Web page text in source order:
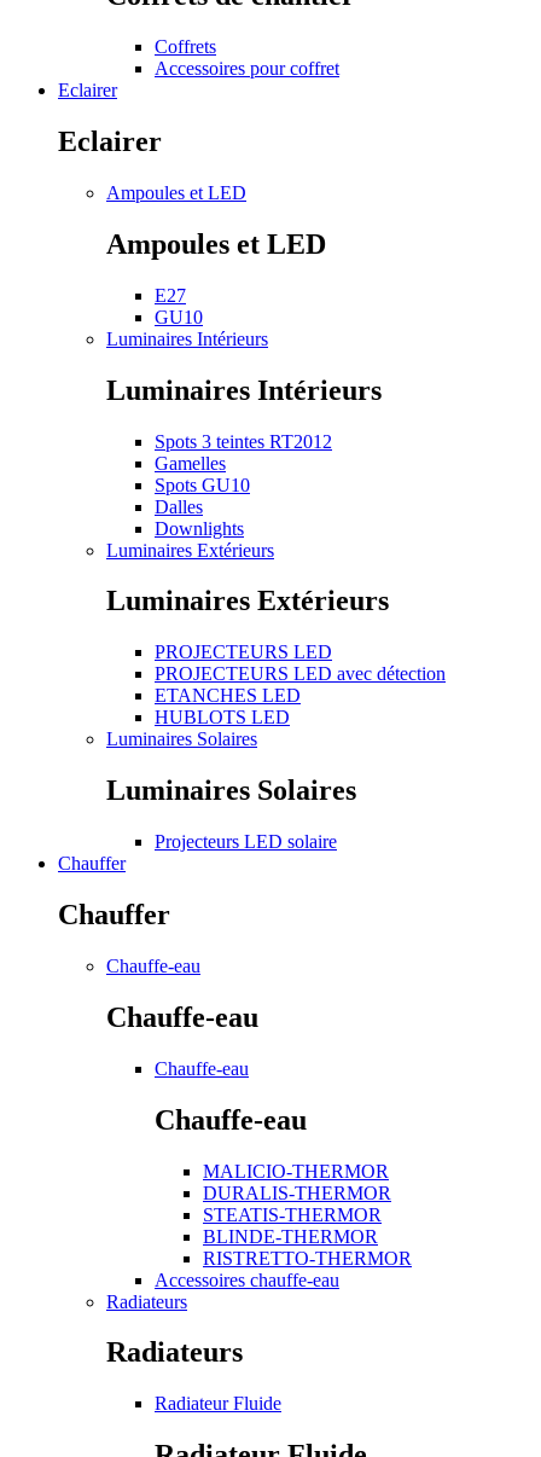
Coffrets
Accessoires pour coffret
Eclairer
Eclairer
Ampoules et LED
Ampoules et LED
E27
GU10
Luminaires Intérieurs
Luminaires Intérieurs
Spots 3 teintes RT2012
Gamelles
Spots GU10
Dalles
Downlights
Luminaires Extérieurs
Luminaires Extérieurs
PROJECTEURS LED
PROJECTEURS LED avec détection
ETANCHES LED
HUBLOTS LED
Luminaires Solaires
Luminaires Solaires
Projecteurs LED solaire
Chauffer
Chauffer
Chauffe-eau
Chauffe-eau
Chauffe-eau
Chauffe-eau
MALICIO-THERMOR
DURALIS-THERMOR
STEATIS-THERMOR
BLINDE-THERMOR
RISTRETTO-THERMOR
Accessoires chauffe-eau
Radiateurs
Radiateurs
Radiateur Fluide